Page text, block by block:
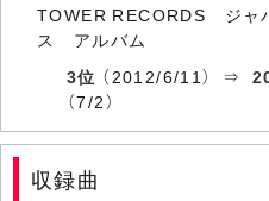
TOWER RECORDS ジャ
ス アルバム
3位 （2012/6/11） ⇒
（7/2）
収録曲